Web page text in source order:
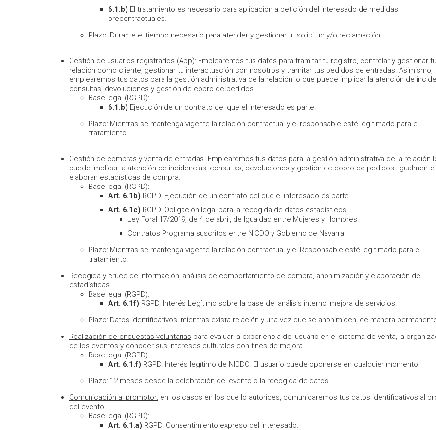
6.1.b) El tratamiento es necesario para aplicación a petición del interesado de medidas
precontractuales.
Plazo: Durante el tiempo necesario para atender y gestionar tu solicitud y/o reclamación.
Gestión de usuarios registrados (App): Emplearemos tus datos para tramitar tu registro, controlar y gestionar tu
relación como cliente, gestionar tu interactuación con nosotros y tramitar tus pedidos de entradas. Asimismo,
emplearemos tus datos para la gestión administrativa de la relación lo que puede implicar la atención de
consultas, devoluciones y gestión de cobro de pedidos.
Base legal (RGPD):
6.1.b) Ejecución de un contrato del que el interesado es parte.
Plazo: Mientras se mantenga vigente la relación contractual y el responsable esté legitimado para el
tratamiento.
Gestión de compras y venta de entradas. Emplearemos tus datos para la gestión administrativa de la relación
puede implicar la atención de incidencias, consultas, devoluciones y gestión de cobro de pedidos. Igualmente
elaboran estadísticas de compra.
Base legal (RGPD):
Art. 6.1b) RGPD. Ejecución de un contrato del que el interesado es parte.
Art. 6.1c) RGPD: Obligación legal para la recogida de datos estadísticos.
Ley Foral 17/2019, de 4 de abril, de Igualdad entre Mujeres y Hombres.
Contratos Programa suscritos entre NICDO y Gobierno de Navarra.
Plazo: Mientras se mantenga vigente la relación contractual y el Responsable esté legitimado para el
tratamiento.
Recogida y cruce de información, análisis de comportamiento de compra, anonimización y elaboración de
estadísticas
Base legal (RGPD):
Art. 6.1f) RGPD. Interés Legítimo sobre la base del análisis interno, mejora de servicios.
Plazo: Datos identificativos: mientras exista relación y una vez que se anonimicen, de manera
Realización de encuestas voluntarias para evaluar la experiencia del usuario en el sistema de venta, la
de los eventos y conocer sus intereses culturales con fines de mejora.
Base legal (RGPD):
Art. 6.1.f) RGPD. Interés legítimo de NICDO. El usuario puede oponerse en cualquier momento
Plazo: 12 meses desde la celebración del evento o la recogida de datos
Comunicación al promotor: en los casos en los que lo autorices, comunicaremos tus datos identificativos al
del evento.
Base legal (RGPD):
Art. 6.1.a) RGPD. Consentimiento expreso del interesado.